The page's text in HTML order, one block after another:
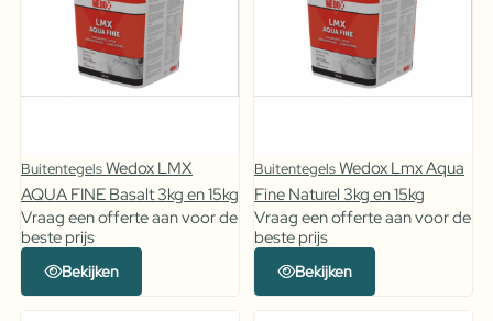
BuitentegelsWedox LMX
AQUA FINE Basalt 3kg en 15kg
Vraag een offerte aan voor de
beste prijs
Bekijken
BuitentegelsWedox Lmx Aqua
Fine Naturel 3kg en 15kg
Vraag een offerte aan voor de
beste prijs
Bekijken